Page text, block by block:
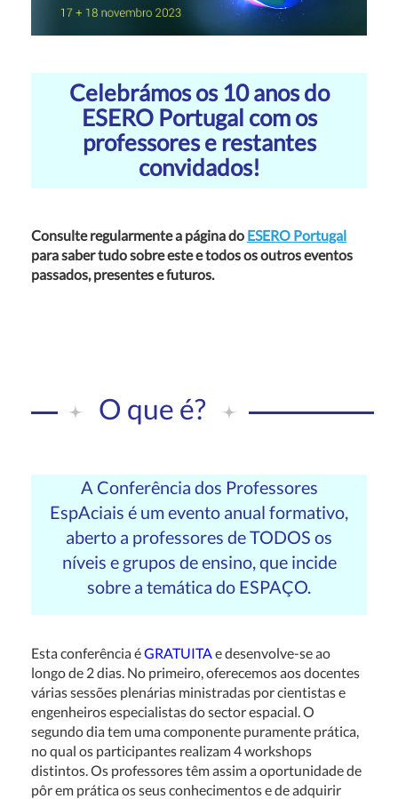
Celebrámos os 10 anos do
ESERO Portugal com os
professores e restantes
convidados!
Consulte regularmente a página do ESERO Portugal
para saber tudo sobre este e todos os outros eventos
passados, presentes e futuros.
O que é?
A Conferência dos Professores
EspAciais é um evento anual formativo,
aberto a professores de TODOS os
níveis e grupos de ensino, que incide
sobre a temática do ESPAÇO.
Esta conferência éGRATUITA e desenvolve-se ao
longo de 2 dias. No primeiro, oferecemos aos docentes
várias sessões plenárias ministradas por cientistas e
engenheiros especialistas do sector espacial. O
segundo dia tem uma componente puramente prática,
no qual os participantes realizam 4 workshops
distintos. Os professores têm assim a oportunidade de
pôr em prática os seus conhecimentos e de adquirir